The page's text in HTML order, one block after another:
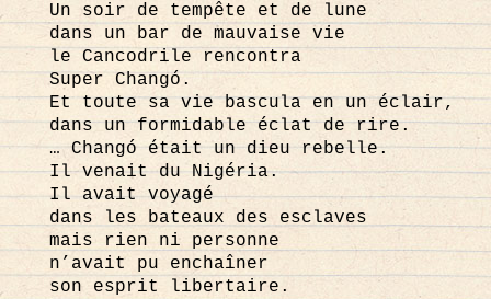
Un soir de tempête et de lune
dans un bar de mauvaise vie
le Cancodrile rencontra
Super Changó.
Et toute sa vie bascula en un éclair,
dans un formidable éclat de rire.
… Changó était un dieu rebelle.
Il venait du Nigéria.
Il avait voyagé
dans les bateaux des esclaves
mais rien ni personne
n’avait pu enchaîner
son esprit libertaire.